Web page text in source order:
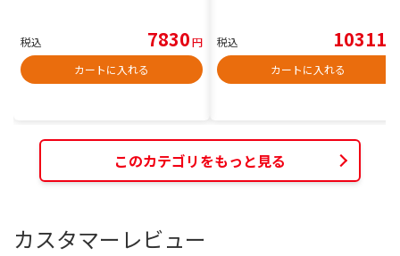
税込 7830円
カートに入れる
税込 10311
カートに入れる
このカテゴリをもっと見る
カスタマーレビュー